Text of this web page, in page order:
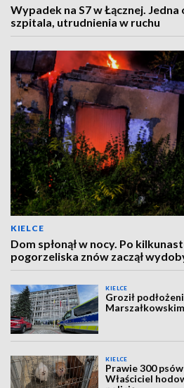
Wypadek na S7 w Łącznej.
szpitala, utrudnienia w ruchu
KIELCE
Dom spłonął w nocy. Po
pogorzeliska znów zaczął
KIELCE
Groził
KIELCE
Prawie 300
Właściciel